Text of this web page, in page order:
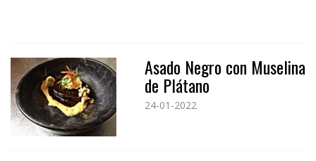
Asado Negro con Muselina
de Plátano
24-01-2022